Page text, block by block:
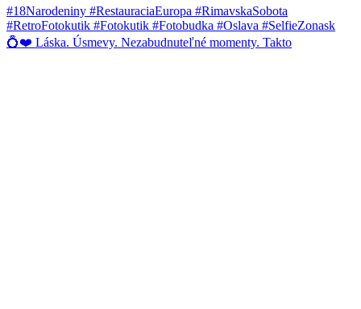
💍❤️ Láska. Úsmevy. Nezabudnuteľné momenty. Takto